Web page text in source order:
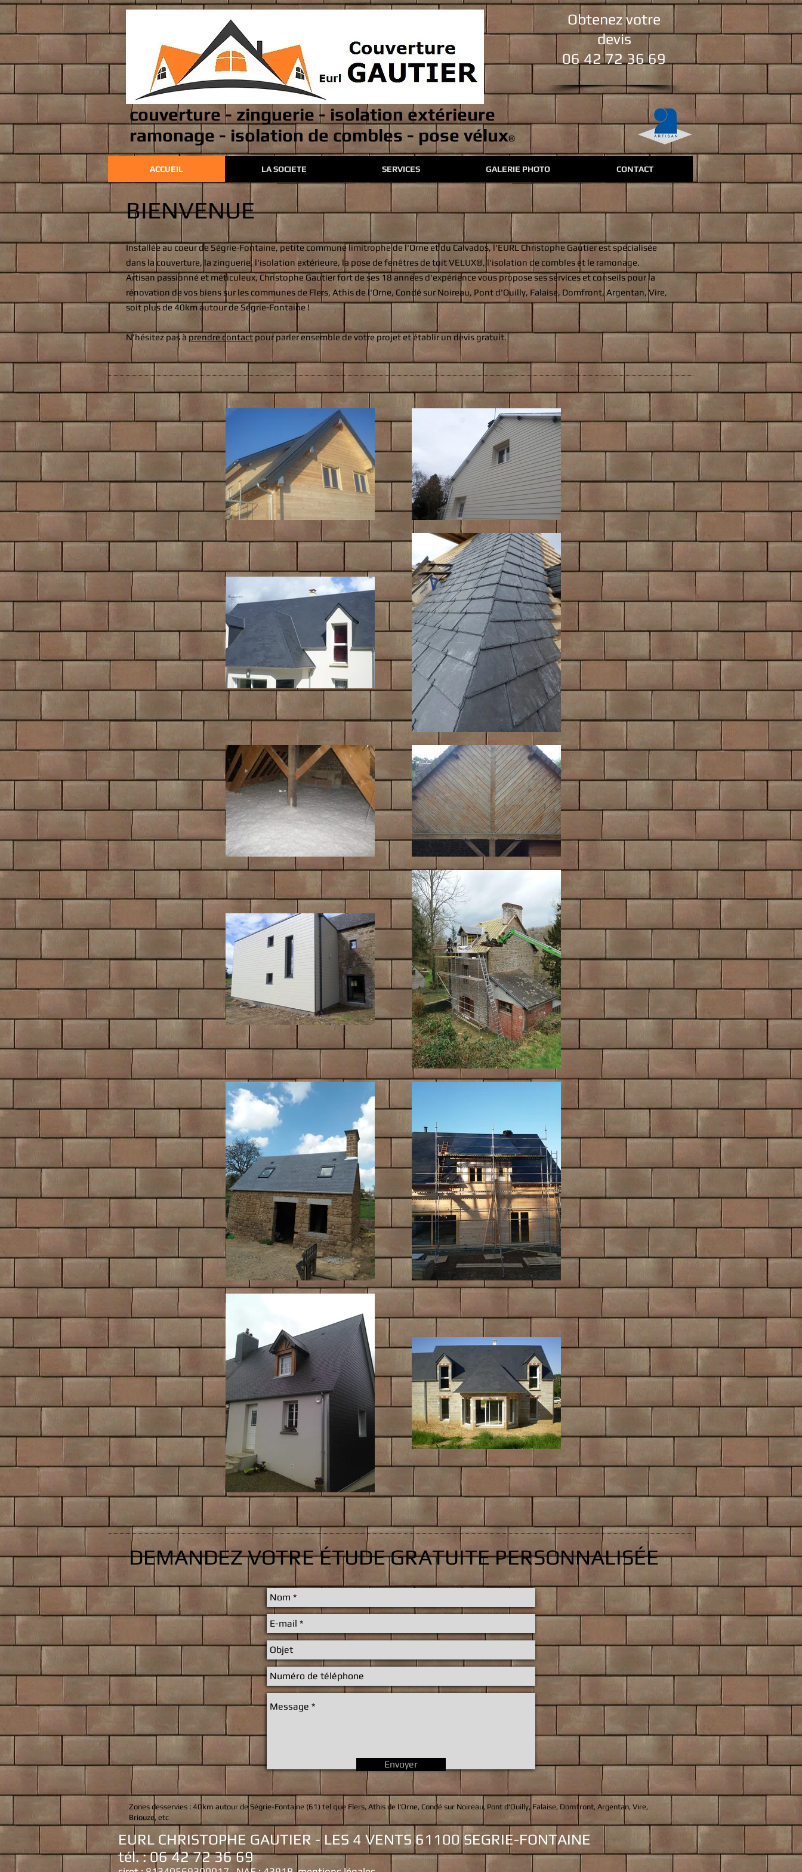
couverture - zinguerie - isolation extérieure
ramonage - isolation de combles - pose vélux®
ACCUEIL LA SOCIETE SERVICES GALERIE PHOTO CONTACT
BIENVENUE
Installée au coeur de Ségrie-Fontaine, petite commune limitrophe de l'Orne et du Calvados, l'EURL Christophe Gautier est spécialisée
dans la couverture, la zinguerie, l'isolation extérieure, la pose de fenêtres de toit VELUX®, l'isolation de combles et le ramonage.
Artisan passionné et méticuleux, Christophe Gautier fort de ses 18 années d'expérience vous propose ses services et conseils pour la
rénovation de vos biens sur les communes de Flers, Athis de l'Orne, Condé sur Noireau, Pont d'Ouilly, Falaise, Domfront, Argentan, Vire,
soit plus de 40km autour de Ségrie-Fontaine !
N'hésitez pas à prendre contactpour parler ensemble de votre projet et établir un devis gratuit.
DEMANDEZ VOTRE ÉTUDE GRATUITE PERSONNALISÉE
Zones desservies : 40km autour de Ségrie-Fontaine (61) tel que Flers, Athis de l'Orne, Condé sur Noireau, Pont d'Ouilly, Falaise, Domfront, Argentan, Vire,
Briouze, etc
Envoyer
Obtenez votre
devis
06 42 72 36 69
EURL CHRISTOPHE GAUTIER - LES 4 VENTS 61100 SEGRIE-FONTAINE
tél. : 06 42 72 36 69